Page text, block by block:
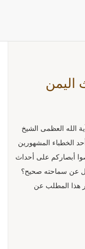
اليمن
الله العظمى الشيخ
الخطباء المشهورين
أبصاركم على أحداث
عن سماحته صحيح؟
هذا المطلب عن